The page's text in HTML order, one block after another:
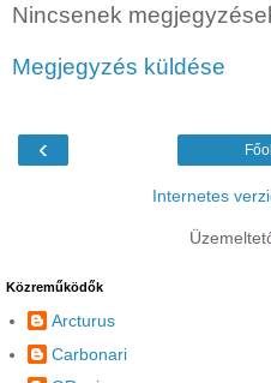
Nincsenek
Megjegyzés küldése
‹
Internetes
Közreműködők
Arcturus
Carbonari